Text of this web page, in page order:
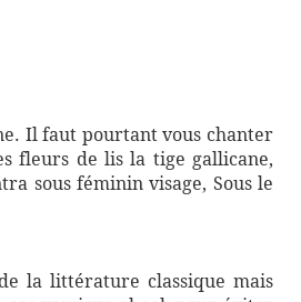
Il faut pourtant vous chanter
fleurs de lis la tige gallicane,
sous féminin visage, Sous le
la littérature classique mais